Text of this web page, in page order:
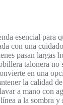
esencial para
con una
pasan
talonera no
en una
la calidad
a mano con
a la sombra y